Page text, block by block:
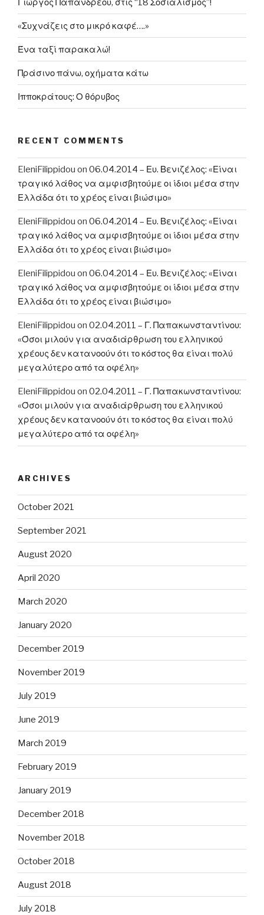
«Συχνάζεις στο μικρό καφέ….»
Ένα ταξί παρακαλώ!
Πράσινο πάνω, οχήματα κάτω
Ιπποκράτους: Ο θόρυβος
RECENT COMMENTS
EleniFilippidou on 06.04.2014 – Ευ. Βενιζέλος: «Είναι
τραγικό λάθος να αμφισβητούμε οι ίδιοι μέσα στην
Ελλάδα ότι το χρέος είναι βιώσιμο»
EleniFilippidou on 06.04.2014 – Ευ. Βενιζέλος: «Είναι
τραγικό λάθος να αμφισβητούμε οι ίδιοι μέσα στην
Ελλάδα ότι το χρέος είναι βιώσιμο»
EleniFilippidou on 06.04.2014 – Ευ. Βενιζέλος: «Είναι
τραγικό λάθος να αμφισβητούμε οι ίδιοι μέσα στην
Ελλάδα ότι το χρέος είναι βιώσιμο»
EleniFilippidou on 02.04.2011 – Γ. Παπακωνσταντίνου:
«Όσοι μιλούν για αναδιάρθρωση του ελληνικού
χρέους δεν κατανοούν ότι το κόστος θα είναι πολύ
μεγαλύτερο από τα οφέλη»
EleniFilippidou on 02.04.2011 – Γ. Παπακωνσταντίνου:
«Όσοι μιλούν για αναδιάρθρωση του ελληνικού
χρέους δεν κατανοούν ότι το κόστος θα είναι πολύ
μεγαλύτερο από τα οφέλη»
ARCHIVES
October 2021
September 2021
August 2020
April 2020
March 2020
January 2020
December 2019
November 2019
July 2019
June 2019
March 2019
February 2019
January 2019
December 2018
November 2018
October 2018
August 2018
July 2018